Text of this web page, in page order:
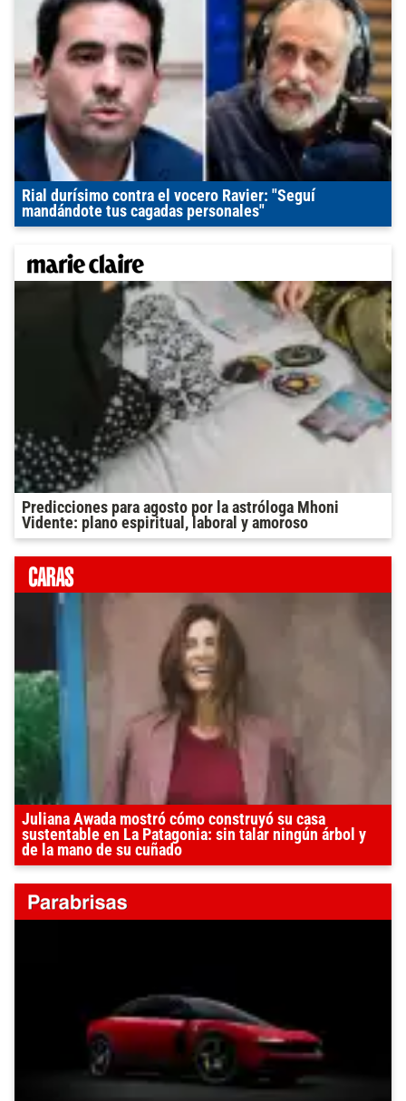
Rial durísimo contra el vocero Ravier: "Seguí
mandándote tus cagadas personales"
Predicciones para agosto por la astróloga Mhoni
Vidente: plano espiritual, laboral y amoroso
Juliana Awada mostró cómo construyó su casa
sustentable en La Patagonia: sin talar ningún árbol y
de la mano de su cuñado